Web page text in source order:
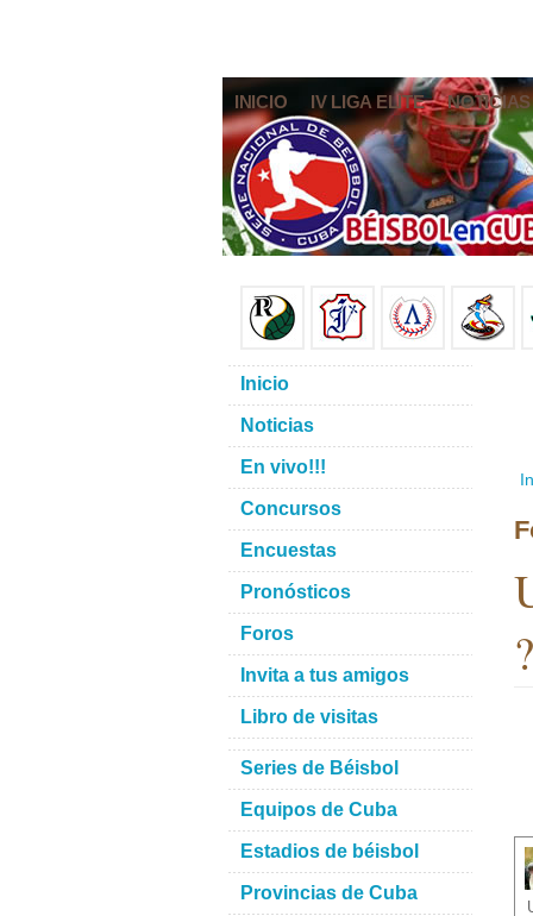
INICIO IV LIGA ELITE NOTICIAS
Inicio
Noticias
En vivo!!!
Concursos
Encuestas
Pronósticos
Foros
Invita a tus amigos
Libro de visitas
Series de Béisbol
Equipos de Cuba
Estadios de béisbol
Provincias de Cuba